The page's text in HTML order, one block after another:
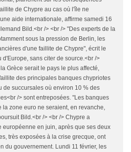
de Chypre au cas où l'île ne
aide internationale, affirme samedi 16
Bild.<br /> <br /> "Des experts de la
sous la pression de Berlin, les
d'une faillite de Chypre", écrit le
sans citer de source.<br />
Grèce serait le pays le plus affecté,
des principales banques chypriotes
de succursales où environ 10 % des
/> sont entreposées. "Les banques
la zone euro ne seraient, en revanche,
Bild.<br /> <br /> Chypre a
européenne en juin, après que ses deux
très exposées à la crise grecque, ont
du gouvernement. Lundi 11 février, les